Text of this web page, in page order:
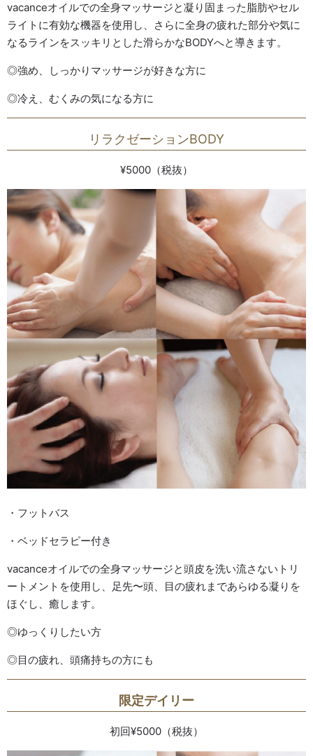
vacanceオイルでの全身マッサージと凝り固まった脂肪やセル
ライトに有効な機器を使用し、さらに全身の疲れた部分や気に
なるラインをスッキリとした滑らかなBODYへと導きます。
◎強め、しっかりマッサージが好きな方に
◎冷え、むくみの気になる方に
リラクゼーションBODY
¥5000（税抜）
・フットバス
・ベッドセラピー付き
vacanceオイルでの全身マッサージと頭皮を洗い流さないトリ
ートメントを使用し、足先〜頭、目の疲れまであらゆる凝りを
ほぐし、癒します。
◎ゆっくりしたい方
◎目の疲れ、頭痛持ちの方にも
限定デイリー
初回¥5000（税抜）